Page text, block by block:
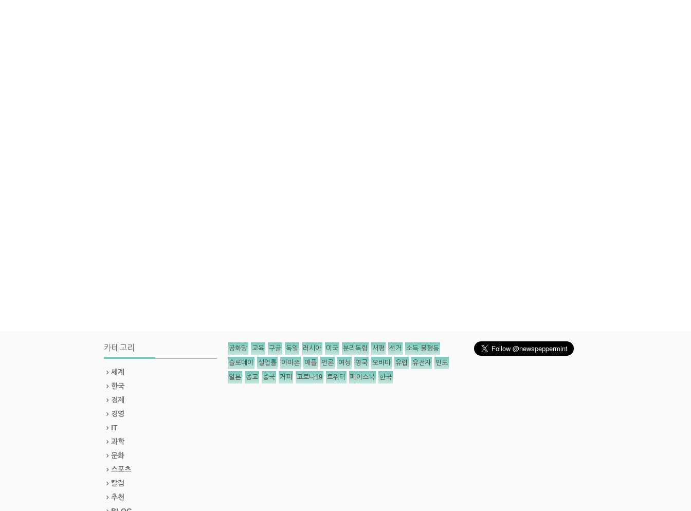
카테고리
세계
한국
경제
경영
IT
과학
문화
스포츠
칼럼
추천
공화당 교육 구글 독일 러시아 미국 분리독립 서평 선거 소득 불평등
슬로데이 실업률 아마존 애플 언론 여성 영국 오바마 유럽 유전자 인도
일본 종교 중국 커피 코로나19 트위터 페이스북 한국